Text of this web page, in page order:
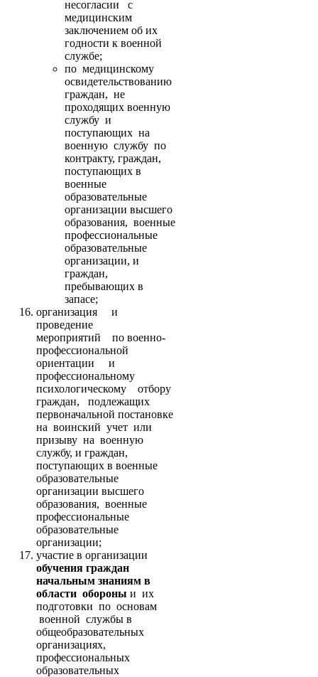
несогласии с
медицинским
заключением об их
годности к военной
службе;
по медицинскому
освидетельствованию
граждан, не
проходящих военную
службу и
поступающих на
военную службу по
контракту, граждан,
поступающих в
военные
образовательные
организации высшего
образования, военные
профессиональные
образовательные
организации, и
граждан,
пребывающих в
запасе;
организация и
проведение
мероприятий по военно-
профессиональной
ориентации и
профессиональному
психологическому отбору
граждан, подлежащих
первоначальной постановке
на воинский учет или
призыву на военную
службу, и граждан,
поступающих в военные
образовательные
организации высшего
образования, военные
профессиональные
образовательные
организации;
участие в организации
обучения граждан
начальным знаниям в
области обороны и их
подготовки по основам
военной службы в
общеобразовательных
организациях,
профессиональных
образовательных